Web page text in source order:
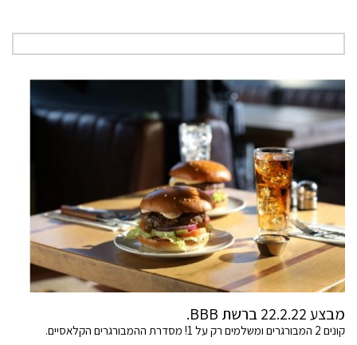
מבצע 22.2.22 ברשת BBB.
קונים 2 המבורגרים ומשלמים רק על 1! מסדרת ההמבורגרים הקלאסיים.